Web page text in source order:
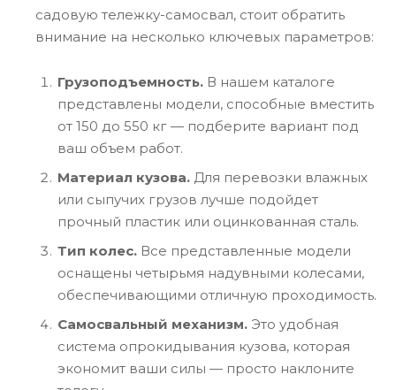
садовую тележку-самосвал, стоит обратить
внимание на несколько ключевых параметров:
Грузоподъемность. В нашем каталоге
представлены модели, способные вместить
от 150 до 550 кг — подберите вариант под
ваш объем работ.
Материал кузова. Для перевозки влажных
или сыпучих грузов лучше подойдет
прочный пластик или оцинкованная сталь.
Тип колес. Все представленные модели
оснащены четырьмя надувными колесами,
обеспечивающими отличную проходимость.
Самосвальный механизм. Это удобная
система опрокидывания кузова, которая
экономит ваши силы — просто наклоните